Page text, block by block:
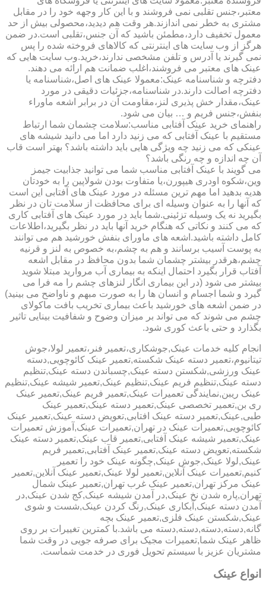
معتبر،جنس تقلبی نمی فروشند و با این کار وجهه خود را در مقابل
مشتری به خطر نمی اندازند.هر وقت هم دیدید،محصولی بیش از حد
معمول تخفیف دارد،مطمئن باشید که آن جنس،تقلبی است.در ضمن
هرگز از وب سایت های اینترنتی که کالاهای فروخته شده را پس
نمی گیرند یا آدرس و تلفن مشخصی ندارند،خرید.وب سایت هایی که
عینک های معتبر می فروشند،اغلب ضمانت هم ارائه می دهند.
دفترچه و شناسنامه عینک:معمولا عینک های اصل،شناسنامه یا
دفترچه اصالت دارند.در شناسنامه،جزئیات دقیقی در مورد
عینک،مقدار خش پذیری لنز،مقاومت آن در برابر اشعه ماوراء
بنفش،جنس فریم و … بیان می شود.
راهنمای خرید عینک آفتابی مناسب:سلامت چشمان شما ارتباط
مستقیم با عینک آفتابی که می زنید دارد اما می دانید شیشه های
عینکی که می زنید چه ویژگی هایی باید داشته باشد؟ بهتر است قاب
آن چه اندازه و چه رنگی باشد؟
می گویند با عینک آفتابی مناسب شما می توانید جذابیت جیمز
وین،شکوه اودری هیپورن،یا متفاوت بودن شولاپین را به خودتان
هدیه بدهید اما مهم ترین مسئله در مورد عینک های آفتابی این است
که آنها را به عنوان وسیله ای برای محافظت از سلامت تان در نظر
بگیرید نه یک وسیله تزئینی.شما باید در مورد عینک های آفتابی کاری
که می کنند و نکاتی که هنگام خرید آنها باید در نظر بگیرید،اطلاعات
کامل داشته باشید.اشعه های ماورای بنفش خورشید هم می توانند
به پوست آسیب برسانند و هم به چشم،به خصوص به لنز و قرنیه
چشم،هرقدر بیشتر چشمان شما بدون محافظ در مقابل اشعه
آفتاب قرار بگیرد احتمال اینکه به بیماری آب مروارید مبتلا شوید
بیشتر می شود (در این بیماری انگار لنزهای چشم را مه فرا می
گیرد و شما اجسام و انسان ها را به صورت مبهم و ناواضح می بینید)
در ضمن اشعه های خورشید باعث بیماری تخریب بافت ماکولای
چشم می شوند که می تواند بر میزان وضوح و شفافیت بینایی تاثیر
بگذارد و حتی باعث کوری شود.
انجام کلیه خدمات عینک,جوشکاری،تعمیر فنر،تعمیر لولا،جوش
تیتانیوم،تعمیر دسته عینک شکسته,تعمیر عینک کائوچویی,دسته
عینک ورزشی,شکستن دسته عینک,چسباندن دسته عینک,تنظیم
دسته عینک,تنظیم فریم عینک,تنظیم عینک,تعمیر شیشه عینک,تنظیم
عینک ریبن,نمایندگی تعمیرات عینک,تعمیر فریم عینک,تعمیر عینک
ری بن,تعمیر تخصصی عینک,تعمیر دسته عینک,تعمیر عینک
طبی,عینک,تعمیر دسته عینک افتابی,تعویض دسته عینک,تعمیر عینک
کائوچویی,تعمیرات عینک در تهران,تعمیرات عینک,آموزش تعمیرات
عینک,تعمیر شیشه عینک آفتابی,تعمیر قاب عینک,تعمیر دسته عینک
شکسته,تعویض دسته عینک,تعمیر عینک آفتابی,تعمیر فریم
عینک,لولا عینک,جوش عینک,چگونه عینک خود را تعمیر
کنیم,تعمیرات عینک آنلاین,تعمیر لولا عینک,تعمیر عینک آنلاین,تعمیر
عینک مرکز تهران,تعمیر عینک غرب تهران,تعمیر عینک شمال
تهران,پاره شدن نخ عینک,در آمدن شیشه عینک,کج شدن عینک,در
آمدن دسته عینک,آبکاری عینک,رنگ کردن عینک,شست و شوی
عینک,شکستن عینک فلزی,تعمیر عینک بچه
گانه,دسته,دسته,دسته,دسته می باشد.با کمترین تغییرات بر روی
ظاهر عینک شما,تعمیرات مجیک برای صرفه جویی در وقت شما
مشتریان عزیز با سیستم تحویل فوری در خدمت شماست.
انواع عینک